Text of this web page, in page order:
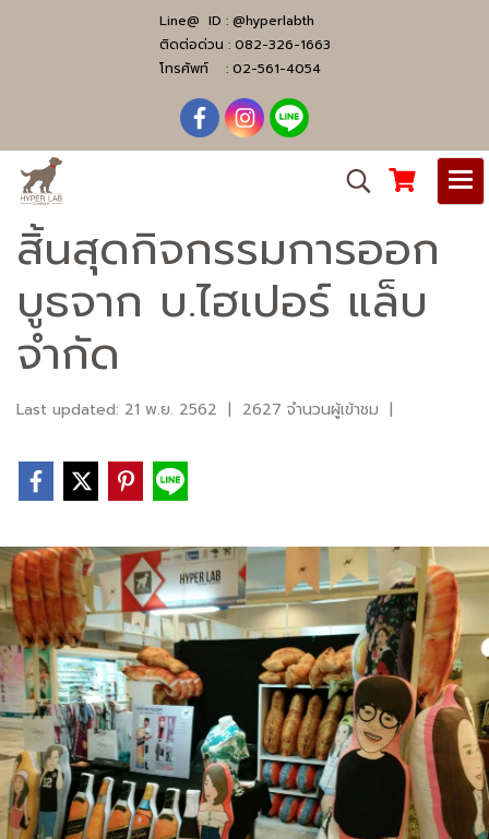
Line@ ID : @hyperlabth
ติดต่อด่วน : 082-326-1663
โทรศัพท์ : 02-561-4054
สิ้นสุดกิจกรรมการออก
บูธจาก บ.ไฮเปอร์ แล็บ
จำกัด
Last updated: 21 พ.ย. 2562 | 2627 จำนวนผู้เข้าชม |